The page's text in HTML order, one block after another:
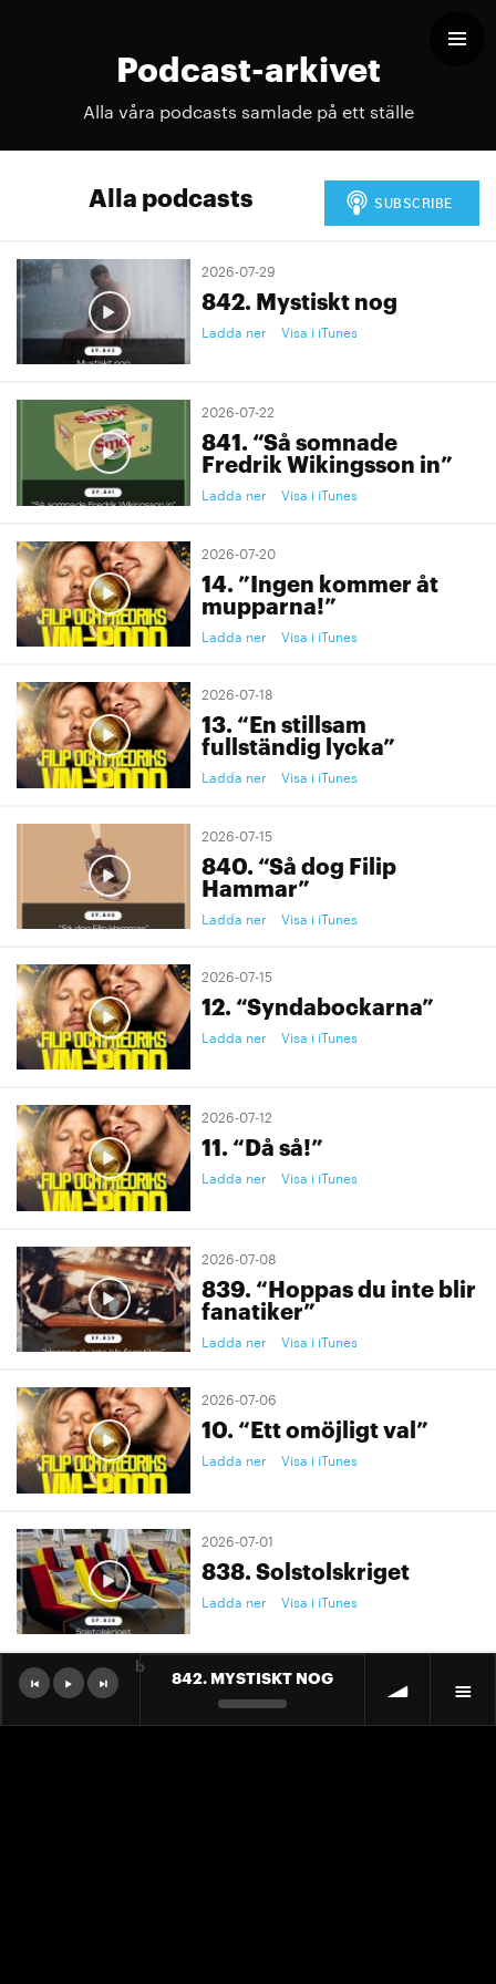
Podcast-arkivet
Alla våra podcasts samlade på ett ställe
Alla podcasts
2026-07-29
842. Mystiskt nog
Ladda ner Visa i iTunes
2026-07-22
841. “Så somnade
Fredrik Wikingsson in”
Ladda ner Visa i iTunes
2026-07-20
14. ”Ingen kommer åt
mupparna!”
Ladda ner Visa i iTunes
2026-07-18
13. “En stillsam
fullständig lycka”
Ladda ner Visa i iTunes
2026-07-15
840. “Så dog Filip
Hammar”
Ladda ner Visa i iTunes
2026-07-15
12. “Syndabockarna”
Ladda ner Visa i iTunes
2026-07-12
11. “Då så!”
Ladda ner Visa i iTunes
2026-07-08
839. “Hoppas du inte blir
fanatiker”
Ladda ner Visa i iTunes
2026-07-06
10. “Ett omöjligt val”
Ladda ner Visa i iTunes
2026-07-01
838. Solstolskriget
Ladda ner Visa i iTunes
2026-07-01
9. "Ett landslag att älska"
842. MYSTISKT NOG
b